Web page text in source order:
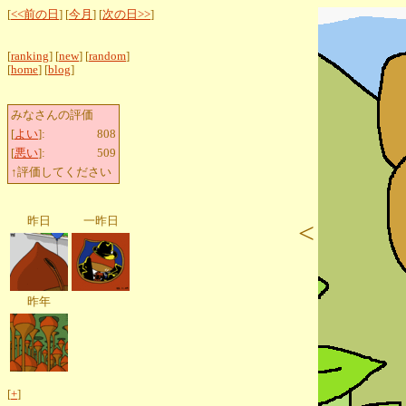
[<<前の日 ] [今月 ] [次の日>>]
[ranking] [new] [random]
[home] [blog]
みなさんの評価
[よい]:
808
[悪い]:
509
↑評価してください
昨日 一昨日
昨年
[+]
<